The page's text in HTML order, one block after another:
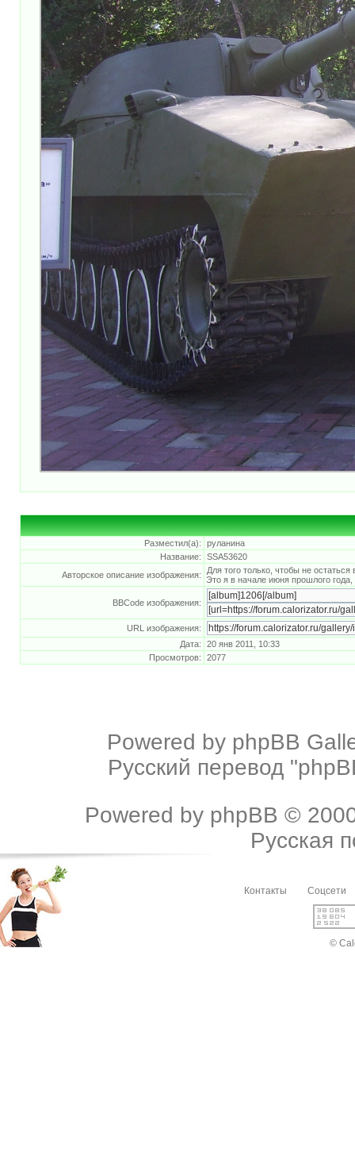
Разместил(а):
руланина
Название:
SSA53620
Авторское описание изображения:
Для того только, чтобы не
Это я в начале июня прошлого
BBCode изображения:
URL изображения:
Дата:
20 янв 2011, 10:33
Просмотров:
2077
Powered by phpBB
Русский перевод
Powered by phpBB ©
Русская
Контакты Соцсети
©